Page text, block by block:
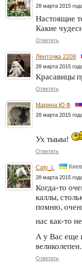
28 марта 2015
Настоящие
Какие
Ответить
Ленточка 2208
28 марта 2015
Красавицы
Ответить
Марина Ю Ф
28 марта 2015
Ух тыыы!
Ответить
Caty_L Киев
28 марта 2015
Когда-то
каллы,
помню,
нас как-то
А у Вас еще
Ответить